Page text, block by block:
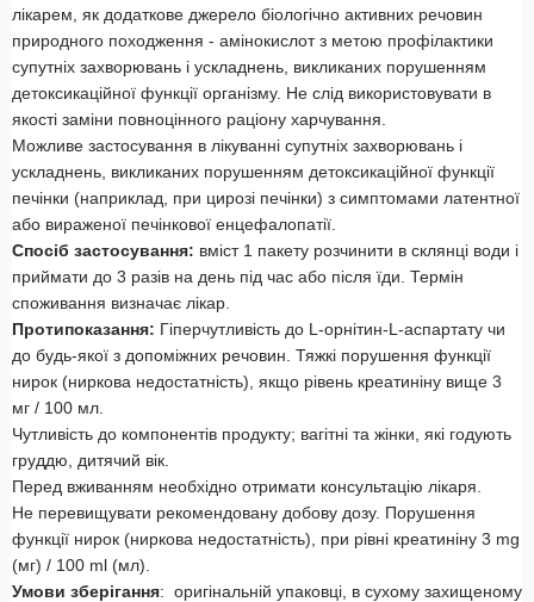
лікарем, як додаткове джерело біологічно активних речовин
природного походження - амінокислот з метою профілактики
супутніх захворювань і ускладнень, викликаних порушенням
детоксикаційної функції організму. Не слід використовувати в
якості заміни повноцінного раціону харчування.
Можливе застосування в лікуванні супутніх захворювань і
ускладнень, викликаних порушенням детоксикаційної функції
печінки (наприклад, при цирозі печінки) з симптомами латентної
або вираженої печінкової енцефалопатії.
Спосіб застосування: вміст 1 пакету розчинити в склянці води і
приймати до 3 разів на день під час або після їди. Термін
споживання визначає лікар.
Протипоказання: Гіперчутливість до L-орнітин-L-аспартату чи
до будь-якої з допоміжних речовин. Тяжкі порушення функції
нирок (ниркова недостатність), якщо рівень креатиніну вище 3
мг / 100 мл.
Чутливість до компонентів продукту; вагітні та жінки, які годують
груддю, дитячий вік.
Перед вживанням необхідно отримати консультацію лікаря.
Не перевищувати рекомендовану добову дозу. Порушення
функції нирок (ниркова недостатність), при рівні креатиніну 3 mg
(мг) / 100 ml (мл).
Умови зберігання: оригінальній упаковці, в сухому захищеному